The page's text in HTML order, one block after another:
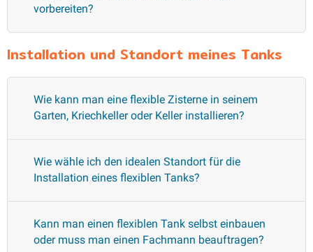
vorbereiten?
Installation und Standort meines Tanks
Wie kann man eine flexible Zisterne in seinem
Garten, Kriechkeller oder Keller installieren?
Wie wähle ich den idealen Standort für die
Installation eines flexiblen Tanks?
Kann man einen flexiblen Tank selbst einbauen
oder muss man einen Fachmann beauftragen?